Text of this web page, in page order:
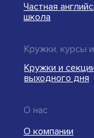
О компании
О нас
Частная
школа
Кружки и
выходного дня
Кружки, курсы